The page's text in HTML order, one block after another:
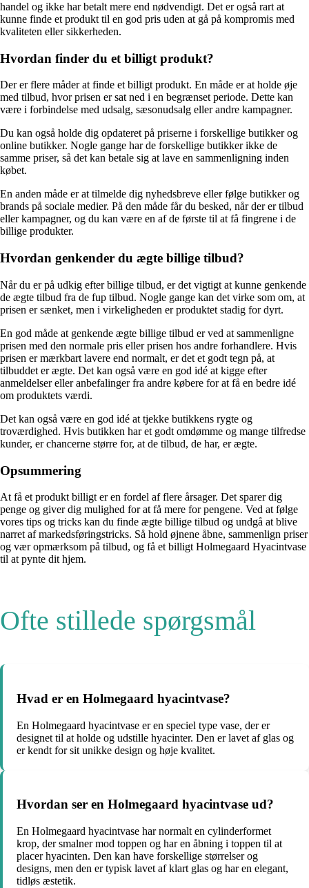
handel og ikke har betalt mere end nødvendigt. Det er også rart at
kunne finde et produkt til en god pris uden at gå på kompromis med
kvaliteten eller sikkerheden.
Hvordan finder du et billigt produkt?
Der er flere måder at finde et billigt produkt. En måde er at holde øje
med tilbud, hvor prisen er sat ned i en begrænset periode. Dette kan
være i forbindelse med udsalg, sæsonudsalg eller andre kampagner.
Du kan også holde dig opdateret på priserne i forskellige butikker og
online butikker. Nogle gange har de forskellige butikker ikke de
samme priser, så det kan betale sig at lave en sammenligning inden
købet.
En anden måde er at tilmelde dig nyhedsbreve eller følge butikker og
brands på sociale medier. På den måde får du besked, når der er tilbud
eller kampagner, og du kan være en af de første til at få fingrene i de
billige produkter.
Hvordan genkender du ægte billige tilbud?
Når du er på udkig efter billige tilbud, er det vigtigt at kunne genkende
de ægte tilbud fra de fup tilbud. Nogle gange kan det virke som om, at
prisen er sænket, men i virkeligheden er produktet stadig for dyrt.
En god måde at genkende ægte billige tilbud er ved at sammenligne
prisen med den normale pris eller prisen hos andre forhandlere. Hvis
prisen er mærkbart lavere end normalt, er det et godt tegn på, at
tilbuddet er ægte. Det kan også være en god idé at kigge efter
anmeldelser eller anbefalinger fra andre købere for at få en bedre idé
om produktets værdi.
Det kan også være en god idé at tjekke butikkens rygte og
troværdighed. Hvis butikken har et godt omdømme og mange tilfredse
kunder, er chancerne større for, at de tilbud, de har, er ægte.
Opsummering
At få et produkt billigt er en fordel af flere årsager. Det sparer dig
penge og giver dig mulighed for at få mere for pengene. Ved at følge
vores tips og tricks kan du finde ægte billige tilbud og undgå at blive
narret af markedsføringstricks. Så hold øjnene åbne, sammenlign priser
og vær opmærksom på tilbud, og få et billigt Holmegaard Hyacintvase
til at pynte dit hjem.
Ofte stillede spørgsmål
Hvad er en Holmegaard hyacintvase?
En Holmegaard hyacintvase er en speciel type vase, der er
designet til at holde og udstille hyacinter. Den er lavet af glas og
er kendt for sit unikke design og høje kvalitet.
Hvordan ser en Holmegaard hyacintvase ud?
En Holmegaard hyacintvase har normalt en cylinderformet
krop, der smalner mod toppen og har en åbning i toppen til at
placer hyacinten. Den kan have forskellige størrelser og
designs, men den er typisk lavet af klart glas og har en elegant,
tidløs æstetik.